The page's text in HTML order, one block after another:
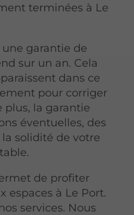
terminées à Le
garantie de
sur un an. Cela
dans ce
pour corriger
plus, la garantie
éventuelles, des
solidité de votre
de profiter
espaces à Le Port.
services. Nous